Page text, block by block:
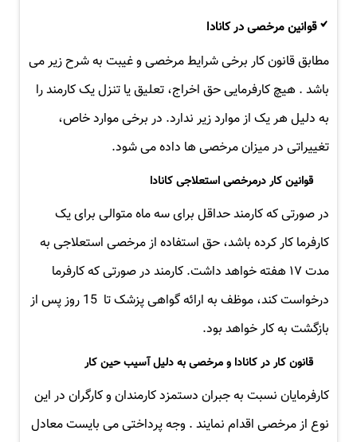
قوانین مرخصی در کانادا
مطابق قانون کار برخی شرایط مرخصی و غیبت به شرح زیر می
باشد . هیچ کارفرمایی حق اخراج، تعلیق یا تنزل یک کارمند را
به دلیل هر یک از موارد زیر ندارد. در برخی موارد خاص،
تغییراتی در میزان مرخصی ها داده می شود.
قوانین کار درمرخصی استعلاجی کانادا
در صورتی که کارمند حداقل برای سه ماه متوالی برای یک
کارفرما کار کرده باشد، حق استفاده از مرخصی استعلاجی به
مدت ۱۷ هفته خواهد داشت. کارمند در صورتی که کارفرما
درخواست کند، موظف به ارائه گواهی پزشک تا 15 روز پس از
بازگشت به کار خواهد بود.
قانون کار در کانادا و مرخصی به دلیل آسیب حین کار
کارفرمایان نسبت به جبران دستمزد کارمندان و کارگران در این
نوع از مرخصی اقدام نمایند . وجه پرداختی می بایست معادل